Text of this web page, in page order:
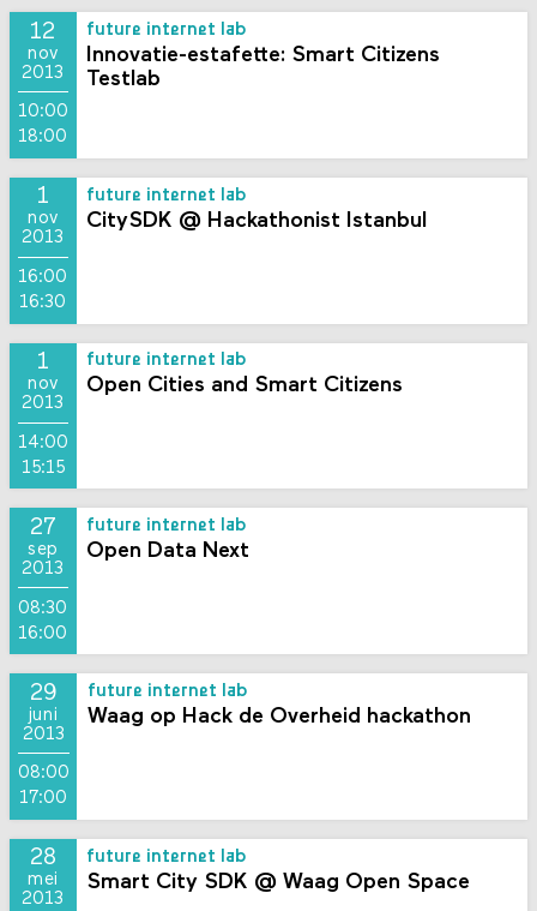
12
nov
2013
10:00
18:00
future internet lab
Innovatie-estafette: Smart Citizens
Testlab
1
nov
2013
16:00
16:30
future internet lab
CitySDK @ Hackathonist Istanbul
1
nov
2013
14:00
15:15
future internet lab
Open Cities and Smart Citizens
27
sep
2013
08:30
16:00
future internet lab
Open Data Next
29
juni
2013
08:00
17:00
future internet lab
Waag op Hack de Overheid hackathon
28
mei
2013
future internet lab
Smart City SDK @ Waag Open Space